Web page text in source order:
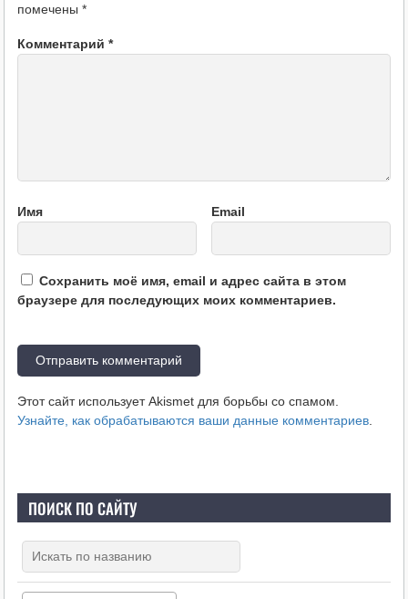
помечены *
Комментарий *
Имя Email
Сохранить моё имя, email и адрес сайта в этом
браузере для последующих моих комментариев.
Этот сайт использует Akismet для борьбы со спамом.
Узнайте, как обрабатываются ваши данные комментариев.
ПОИСК ПО САЙТУ